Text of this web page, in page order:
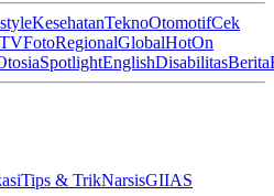
KesehatanTeknoOtomotifCek
TVFotoRegionalGlobalHotOn
SpotlightEnglishDisabilitasBerita
Tips & TrikNarsisGIIAS